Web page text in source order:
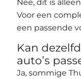
Nee, dit is
Voor een
een passende
Kan
auto’s
Ja, sommige